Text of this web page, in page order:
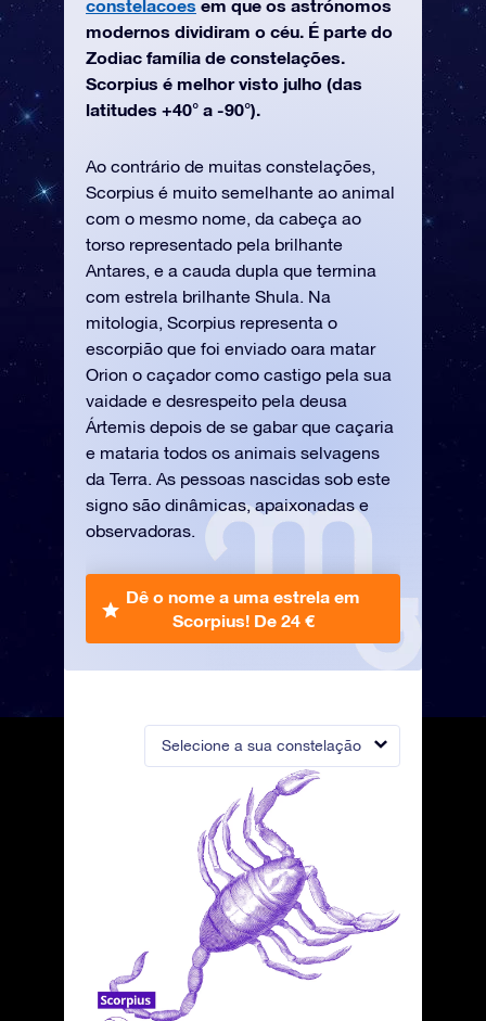
Selecione a sua constelação
constelacoes em que os astrónomos
modernos dividiram o céu. É parte do
Zodiac família de constelações.
Scorpius é melhor visto julho (das
latitudes +40° a -90°).
Ao contrário de muitas constelações,
Scorpius é muito semelhante ao animal
com o mesmo nome, da cabeça ao
torso representado pela brilhante
Antares, e a cauda dupla que termina
com estrela brilhante Shula. Na
mitologia, Scorpius representa o
escorpião que foi enviado oara matar
Orion o caçador como castigo pela sua
vaidade e desrespeito pela deusa
Ártemis depois de se gabar que caçaria
e mataria todos os animais selvagens
da Terra. As pessoas nascidas sob este
signo são dinâmicas, apaixonadas e
observadoras.
Dê o nome a uma estrela em
Scorpius! De 24 €